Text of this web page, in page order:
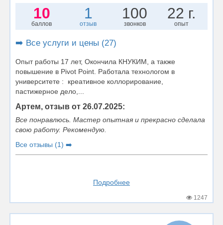
10
баллов
1
отзыв
100
звонков
22 г.
опыт
➡️ Все услуги и цены (27)
Опыт работы 17 лет, Окончила КНУКИМ, а также
повышение в Pivot Point. Работала технологом в
университете : креативное коллорирование,
пастижерное дело,...
Артем, отзыв от 26.07.2025:
Все понравлюсь. Мастер опытная и прекрасно сделала
свою работу. Рекомендую.
Все отзывы (1) ➡️
Подробнее
1247